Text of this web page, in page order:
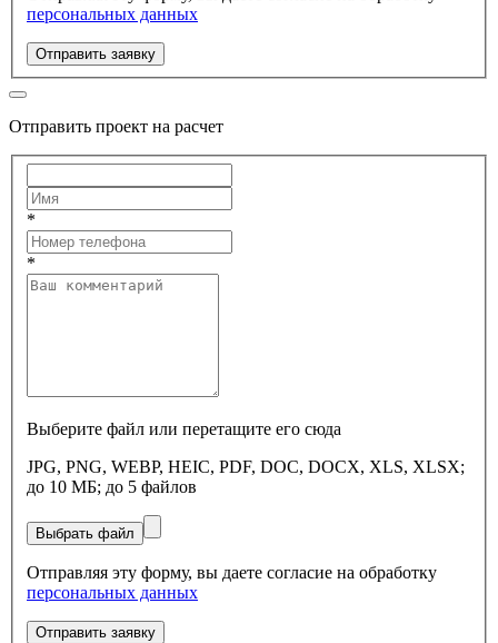
персональных данных
Отправить заявку
Отправить проект на расчет
*
*
Выберите файл или перетащите его сюда
JPG, PNG, WEBP, HEIC, PDF, DOC, DOCX, XLS, XLSX;
до 10 МБ; до 5 файлов
Выбрать файл
Отправляя эту форму, вы даете согласие на обработку
персональных данных
Отправить заявку